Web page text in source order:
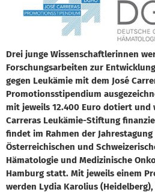
Drei junge Wissenschaftlerinnen
Forschungsarbeiten zur
gegen Leukämie mit dem José
Promotionsstipendium
mit jeweils 12.400 Euro dotiert und
Carreras Leukämie-Stiftung
findet im Rahmen der Jahrestagung
Österreichischen und
Hämatologie und Medizinische
Hamburg statt. Mit jeweils einem
werden Lydia Karolius